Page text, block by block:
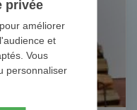
privée
améliorer
et
Vous
personnaliser